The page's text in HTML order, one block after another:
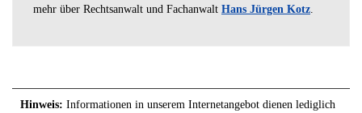
mehr über Rechtsanwalt und Fachanwalt Hans Jürgen Kotz.
Hinweis: Informationen in unserem Internetangebot dienen lediglich